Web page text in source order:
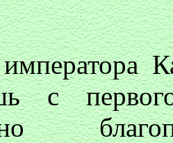
с первого